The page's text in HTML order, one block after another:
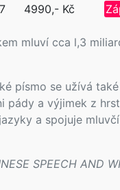
mluví cca l,3
písmo se užívá
pády a výjimek z
a spojuje
SPEECH AND
4990,- Kč